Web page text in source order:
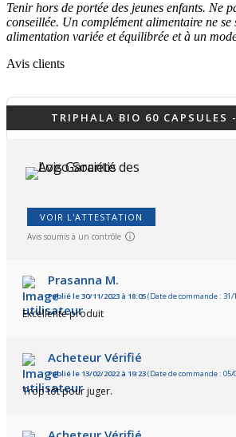
Tenir hors de portée des jeunes enfants. Ne
conseillée. Un complément alimentaire ne se
alimentation variée et équilibrée et à un
Avis clients
TRIPHALA BIO 60 CAPSULES
VOIR L'ATTESTATION
Avis soumis à un contrôle
Prasanna M.
Publié le 30/11/2023 à 18:05(Date de commande : 31/
Excellente produit
Acheteur Vérifié
Publié le 13/02/2022 à 19:23(Date de commande : 05/
Trop tôt pour juger.